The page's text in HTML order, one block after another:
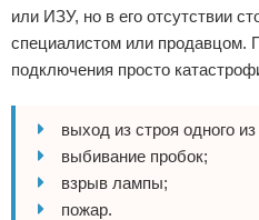
или ИЗУ, но в его отсутствии
специалистом или продавцом.
подключения просто
выход из строя одного
выбивание пробок;
взрыв лампы;
пожар.